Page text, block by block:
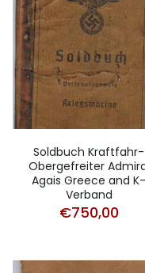
Soldbuch Kraftfahr-
Obergefreiter
Agais Greece and K-
Verband
€750,00